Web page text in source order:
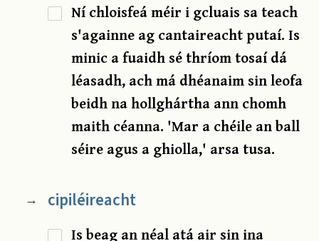
Ní chloisfeá méir i gcluais sa teach
s'againne ag cantaireacht putaí. Is
minic a fuaidh sé thríom tosaí dá
léasadh, ach má dhéanaim sin leofa
beidh na hollghártha ann chomh
maith céanna. 'Mar a chéile an ball
séire agus a ghiolla,' arsa tusa.
→ cipiléireacht
Is beag an néal atá air sin ina